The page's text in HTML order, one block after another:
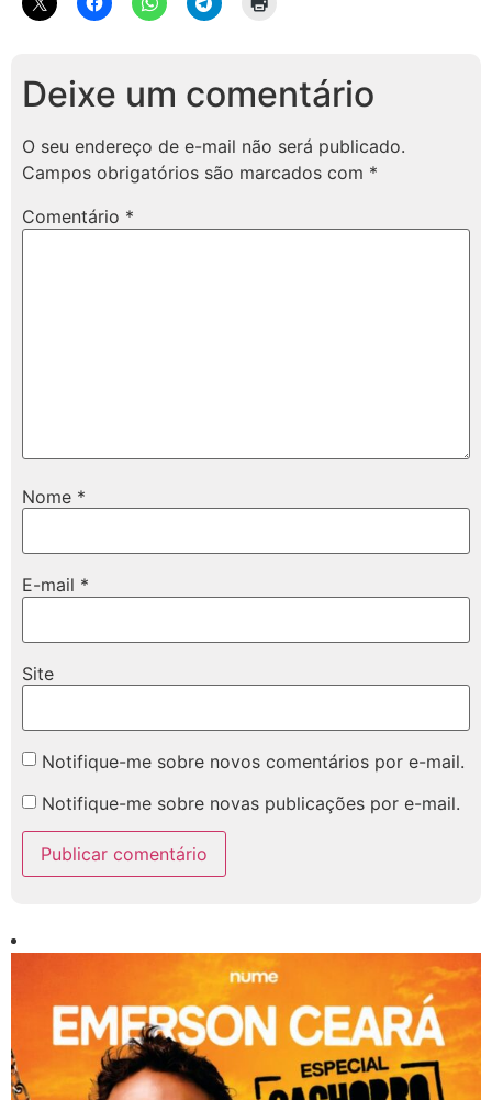
Deixe um comentário
O seu endereço de e-mail não será publicado.
Campos obrigatórios são marcados com *
Comentário *
Nome *
E-mail *
Site
Notifique-me sobre novos comentários por e-mail.
Notifique-me sobre novas publicações por e-mail.